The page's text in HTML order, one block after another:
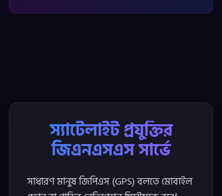
স্যাটেলাইট প্রযুক্তির
জিএনএসএস সার্ভে
সাধারণ মানুষ জিপিএস (GPS) বলতে মোবাইল